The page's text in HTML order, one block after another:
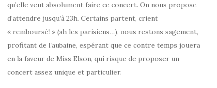
qu’elle veut absolument faire ce concert. On nous propose
d’attendre jusqu’à 23h. Certains partent, crient
« remboursé! » (ah les parisiens…), nous restons sagement,
profitant de l’aubaine, espérant que ce contre temps jouera
en la faveur de Miss Elson, qui risque de proposer un
concert assez unique et particulier.